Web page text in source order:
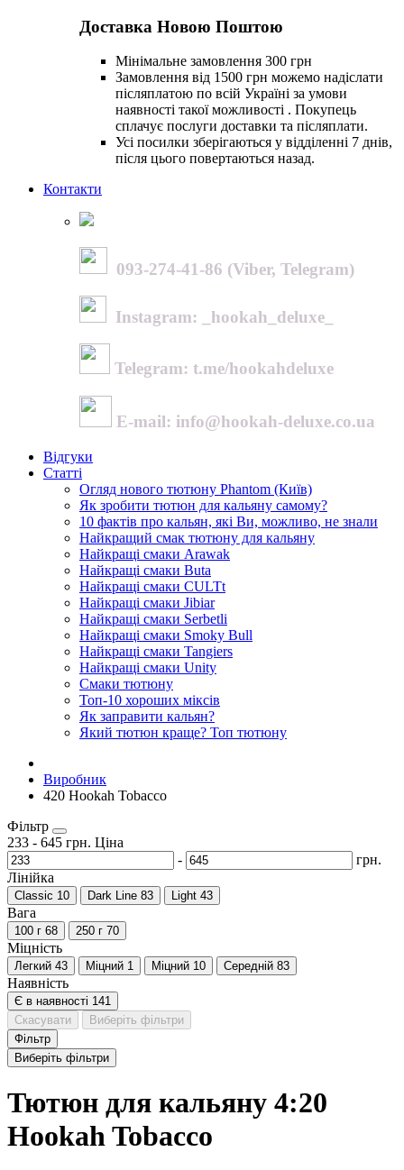
Доставка Новою Поштою
Мінімальне замовлення 300 грн
Замовлення від 1500 грн можемо надіслати
післяплатою по всій Україні за умови
наявності такої можливості . Покупець
сплачує послуги доставки та післяплати.
Усі посилки зберігаються у відділенні 7 днів,
після цього повертаються назад.
Контакти
093-274-41-86 (Viber, Telegram)
Instagram: _hookah_deluxe_
Telegram: t.me/hookahdeluxe
E-mail: info@hookah-deluxe.co.ua
Відгуки
Статті
Огляд нового тютюну Phantom (Київ)
Як зробити тютюн для кальяну самому?
10 фактів про кальян, які Ви, можливо, не знали
Найкращий смак тютюну для кальяну
Найкращі смаки Arawak
Найкращі смаки Buta
Найкращі смаки CULTt
Найкращі смаки Jibiar
Найкращі смаки Serbetli
Найкращі смаки Smoky Bull
Найкращі смаки Tangiers
Найкращі смаки Unity
Смаки тютюну
Топ-10 хороших міксів
Як заправити кальян?
Який тютюн краще? Топ тютюну
Виробник
420 Hookah Tobacco
Фільтр
233 - 645 грн. Ціна
-
грн.
Лінійка
Classic 10 Dark Line 83 Light 43
Вага
100 г 68 250 г 70
Міцність
Легкий 43 Міцний 1 Міцний 10 Середній 83
Наявність
Є в наявності 141
Скасувати
Виберіть фільтри
Фільтр
Виберіть фільтри
Тютюн для кальяну 4:20
Hookah Tobacco